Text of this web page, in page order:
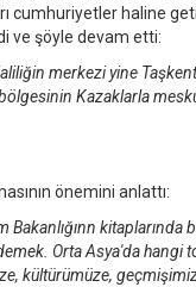
cumhuriyetler haline
ve şöyle devam etti:
merkezi yine
Kazaklarla
önemini anlattı:
Bakanlığınn
Orta Asya'da hangi
kültürümüze,